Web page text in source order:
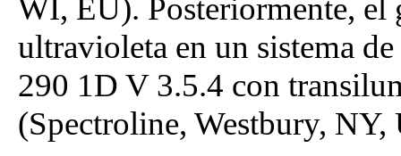
WI, EU). Posteriormente,
ultravioleta en un sistema
290 1D V 3.5.4 con
(Spectroline, Westbury, NY,